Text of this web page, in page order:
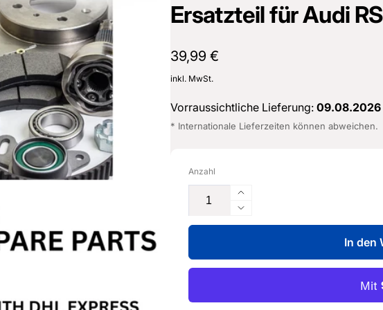
Ersatzteil für Audi
Normaler
Preis
39,99 €
inkl. MwSt.
Vorraussichtliche Lieferung: 09.08.2026
* Internationale Lieferzeiten können abweichen.
Anzahl
Erhöhe
die
Menge
Warnsummer
-
919
Verringere
die
für
Warnsummer
5Q0
In den